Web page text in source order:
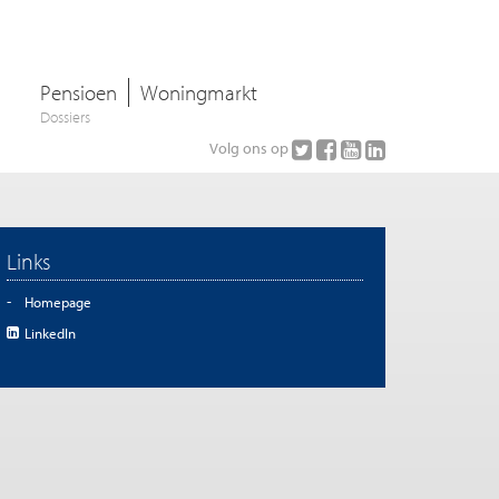
Pensioen Woningmarkt
Dossiers
Volg ons op
Links
Homepage
LinkedIn